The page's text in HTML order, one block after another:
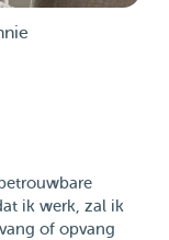
ik werk, zal ik
of opvang